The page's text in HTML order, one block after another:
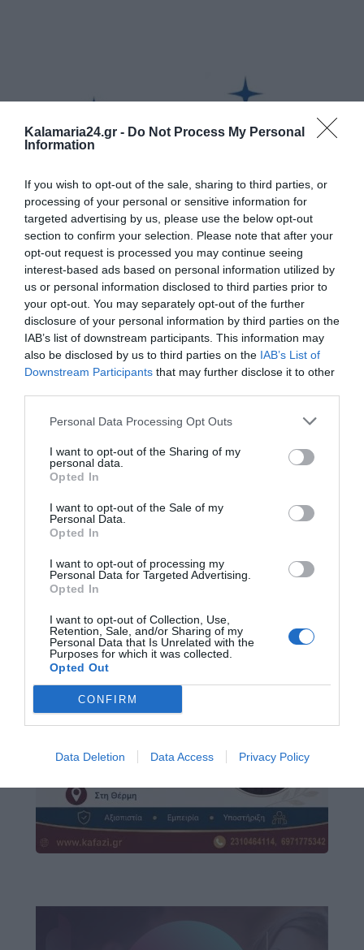
Kalamaria24.gr - Do Not Process My Personal
Information
If you wish to opt-out of the sale, sharing to third parties, or
processing of your personal or sensitive information for
targeted advertising by us, please use the below opt-out
section to confirm your selection. Please note that after your
opt-out request is processed you may continue seeing
interest-based ads based on personal information utilized by
us or personal information disclosed to third parties prior to
your opt-out. You may separately opt-out of the further
disclosure of your personal information by third parties on the
IAB’s list of downstream participants. This information may
also be disclosed by us to third parties on the IAB’s List of
Downstream Participants that may further disclose it to other
Personal Data Processing Opt Outs
I want to opt-out of the Sharing of my
personal data.
Opted In
I want to opt-out of the Sale of my
Personal Data.
Opted In
I want to opt-out of processing my
Personal Data for Targeted Advertising.
Opted In
I want to opt-out of Collection, Use,
Retention, Sale, and/or Sharing of my
Personal Data that Is Unrelated with the
Purposes for which it was collected.
Opted Out
CONFIRM
Data Deletion Data Access Privacy Policy